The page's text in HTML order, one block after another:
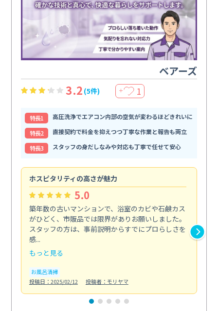
ベアーズ
3.2 (5件) ＋ 1
特⻑1
高圧洗浄でエアコン内部の空気が変わるほどきれいに
特⻑2
直接契約で料金を抑えつつ丁寧な作業と報告も両立
特⻑3
スタッフの身だしなみや対応も丁寧で任せて安心
ホスピタリティの高さが魅力
5.0
築年数の古いマンションで、浴室のカビや石鹸カス
がひどく、市販品では限界がありお願いしました。
スタッフの方は、事前説明からすでにプロらしさを
感...
もっと見る
お風呂清掃
投稿日：2025/02/12
投稿者：モリヤマ